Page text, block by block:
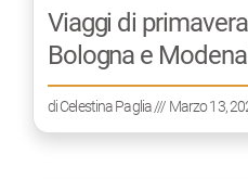
Viaggi di
Bologna e
diCelestina Paglia/// Marzo 13,